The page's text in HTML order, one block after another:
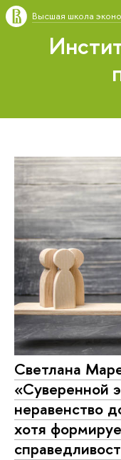
Высшая школа
Светлана
«Суверенной
неравенство
хотя